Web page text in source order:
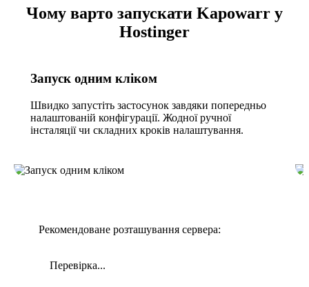
Чому варто запускати Kapowarr у
Hostinger
Запуск одним кліком
Швидко запустіть застосунок завдяки попередньо
налаштованій конфігурації. Жодної ручної
інсталяції чи складних кроків налаштування.
Рекомендоване розташування сервера:
Перевірка...